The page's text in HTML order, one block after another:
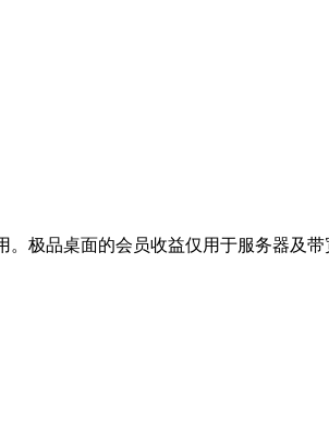
极品桌面的会员收益仅用于服务器及